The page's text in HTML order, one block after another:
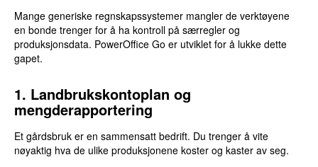
Mange generiske regnskapssystemer mangler de verktøyene
en bonde trenger for å ha kontroll på særregler og
produksjonsdata. PowerOffice Go er utviklet for å lukke dette
gapet.
1. Landbrukskontoplan og
mengderapportering
Et gårdsbruk er en sammensatt bedrift. Du trenger å vite
nøyaktig hva de ulike produksjonene koster og kaster av seg.